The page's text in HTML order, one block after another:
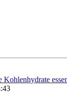
Kohlenhydrate